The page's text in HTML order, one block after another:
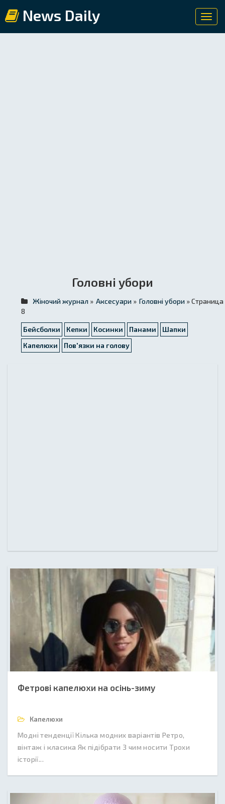
News Daily
Головні убори
Жіночий журнал » Аксесуари » Головні убори » Страница
8
Бейсболки Кепки Косинки Панами
Шапки
Капелюхи
Пов'язки на голову
Фетрові капелюхи на осінь-зиму
Капелюхи
Модні тенденції Кілька модних варіантів Ретро,
вінтаж і класика Як підібрати З чим носити Трохи
історії...